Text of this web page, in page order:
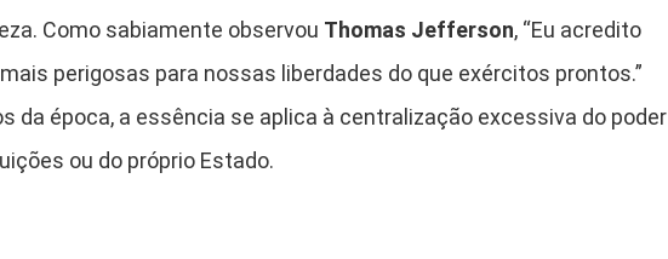
Como sabiamente observou Thomas Jefferson, “Eu acredito
perigosas para nossas liberdades do que exércitos prontos.”
da época, a essência se aplica à centralização excessiva do poder
ou do próprio Estado.